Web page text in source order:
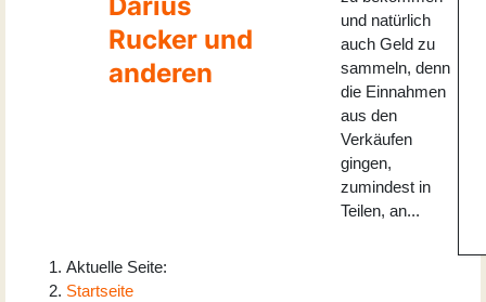
Darius
Rucker und
anderen
und natürlich
auch Geld zu
sammeln, denn
die Einnahmen
aus den
Verkäufen
gingen,
zumindest in
Teilen, an...
Aktuelle Seite:
Startseite